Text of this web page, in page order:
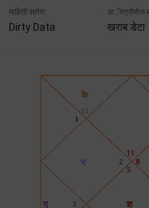
माहिती स्रोत:
Dirty Data
अॅस्ट्रोसेज
खराब डेटा